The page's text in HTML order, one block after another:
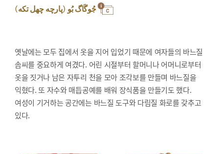
جُوگَاگ بُو (پارچه چهل تکه)
옛날에는 모두 집에서 옷을 지어 입었기 때문에 여자들의 바느질
솜씨를 중요하게 여겼다. 어린 시절부터 할머니나 어머니로부터
옷을 짓거나 남은 자투리 천을 모아 조각보를 만들며 바느질을
익혔다. 또 자수와 매듭공예를 배워 장식품을 만들기도 했다.
여성이 기거하는 공간에는 바느질 도구와 다림질 화로를 갖추고
있다.